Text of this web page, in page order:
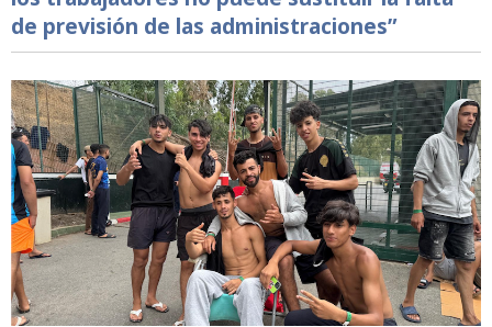
de previsión de las administraciones”